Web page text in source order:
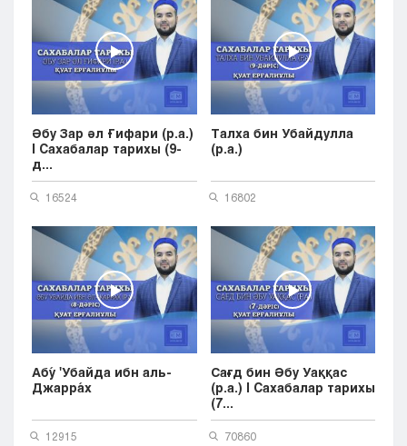
Әбу Зар әл Ғифари (р.а.)
| Cахабалар тарихы (9-
д...
16524
Талха бин Убайдулла
(р.а.)
16802
Абу́ 'Убайда ибн аль-
Джарра́х
12915
Сағд бин Әбу Уаққас
(р.а.) | Cахабалар тарихы
(7...
70860